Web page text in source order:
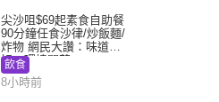
尖沙咀$69起素食自助餐
90分鐘任食沙律/炒飯麵/
炸物 網民大讚：味道
好，環境闊落
飲食
8小時前